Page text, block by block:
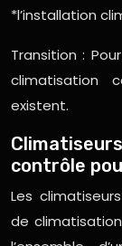
*l’installation
Transition :
climatisation
existent.
contrôle
Les
de